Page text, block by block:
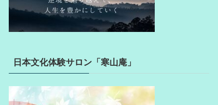
日本文化体験サロン「寒山庵」